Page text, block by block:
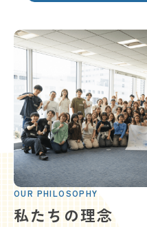
OUR PHILOSOPHY
私たちの理念